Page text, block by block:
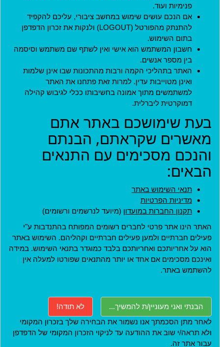
פנימיות ועוד.
אם הנכם עושים שימוש במחשב ציבורי, עליכם להקפיד
להתנתק מהפורטל (LOGOUT) ולנקות את זכרון הדפדפן
בתום השימוש.
חשבון המשתמש הוא אישי ואין לשתף שם משתמש וסיסמה
בין מספר אנשים.
האתר בתהליכי הקמה ורבות מהתכונות שבו אינן שלמות
ואינן מטוייבות עדין. למרות זאת פתחנו את האתר
למשתמשים מתוך אמונה בחשיבותו ככלי לגיבוש קהילה
דמוקרטית ליברלית.
בעת שימושכם באתר אתם
מאשרים שקראתם, הבנתם
והנכם מסכימים עם התנאים
הבאים:
תנאי השימוש באתר
מדיניות הפרטיות
תקנון החברות במועדון (מיועד לנרשמים ורשומים)
האתר הינו אתר פרטי לחברים רשומים המפותח בהתנדבות ע"י
פעילים חברתיים ולמען פעילים חברתיים וקהליהם. השימוש באתר
הוא על אחריותכם ואחריותכם בלבד כמוגדר בתנאי השימוש. במידה
ואינכם מסכימים אם אחד או יותר מהתנאים שפורטו למעלה אין
להשתמש באתר.
הבנתי ואני מעוניין/ת להמשיך...
לא תודה!
לאחר מתן הסכמתך אנו נשמור את הבחירה שלך בזכרון המקומי
ולא תראה/י שוב את ההודעה עד לניקוי הזכרון המקומי של הדפדפן
עבור אתר זה.
מדיניות
תקנון חברות במועדון
תקנון ארגונים שותפים
תנאי שימוש
מדיניות פרטיות
הצהרת נגישות
ארגונים שותפים
האתר נבנה בהתנדבות על ידי
אנשים ליברליים כמוכם בהובלת:
יצירת קשר
תמיכה טכנית